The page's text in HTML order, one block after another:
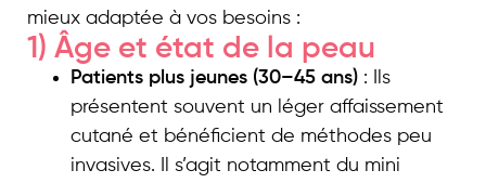
mieux adaptée à vos besoins :
1) Âge et état de la peau
Patients plus jeunes (30–45 ans) : Ils
présentent souvent un léger affaissement
cutané et bénéficient de méthodes peu
invasives. Il s’agit notamment du mini